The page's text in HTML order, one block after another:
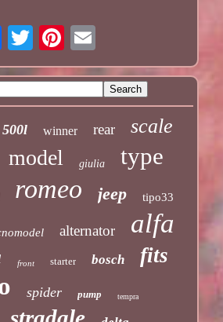
500l winner rear scale
model giulia type
romeo jeep tipo33
alternator alfa
front starter bosch fits
spider pump tempra